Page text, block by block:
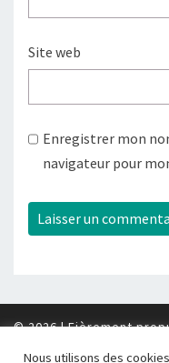
Site web
Enregistrer mon
navigateur pour
© 2026|Fièrement
Nous utilisons des